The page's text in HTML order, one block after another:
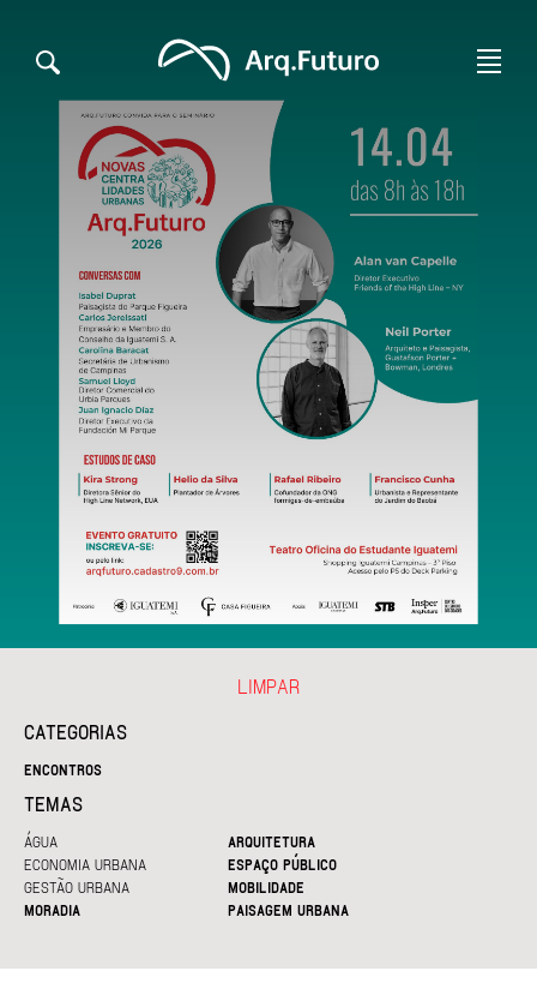
CATEGORIAS
ENCONTROS
TEMAS
ÁGUA
ARQUITETURA
ECONOMIA URBANA
ESPAÇO PÚBLICO
GESTÃO URBANA
MOBILIDADE
MORADIA
PAISAGEM URBANA
LIMPAR